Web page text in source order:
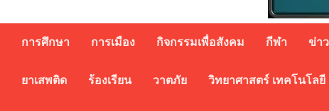
การศึกษา การเมือง กิจกรรมเพื่อสังคม กีฬา ข่า
ยาเสพติด ร้องเรียน วาตภัย วิทยาศาสตร์ เทคโนโล